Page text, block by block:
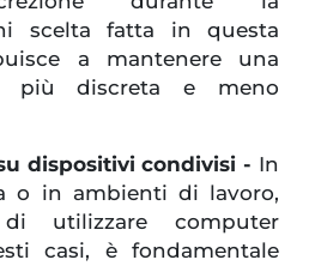
scelta fatta in questa
a mantenere una
più discreta e meno
dispositivi condivisi - In
o in ambienti di lavoro,
utilizzare computer
casi, è fondamentale